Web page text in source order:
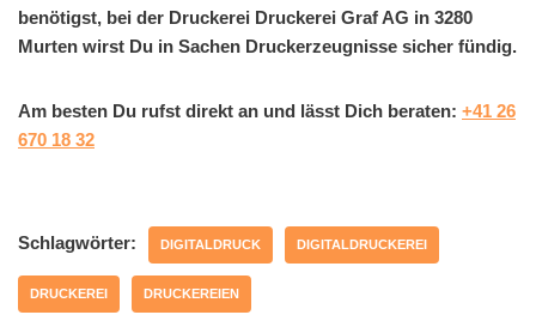
benötigst, bei der Druckerei Druckerei Graf AG in 3280
Murten wirst Du in Sachen Druckerzeugnisse sicher fündig.
Am besten Du rufst direkt an und lässt Dich beraten: +41 26
670 18 32
Schlagwörter: DIGITALDRUCK DIGITALDRUCKEREI
DRUCKEREI DRUCKEREIEN